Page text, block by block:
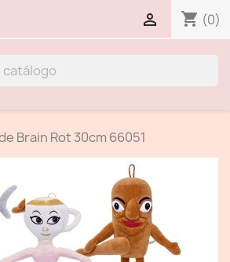
shopping_cart (0)

Brain Rot 30cm 66051